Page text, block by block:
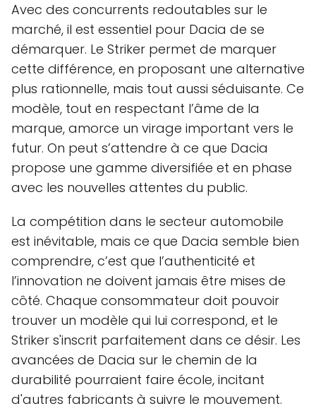
Avec des concurrents redoutables sur le
marché, il est essentiel pour Dacia de se
démarquer. Le Striker permet de marquer
cette différence, en proposant une alternative
plus rationnelle, mais tout aussi séduisante. Ce
modèle, tout en respectant l’âme de la
marque, amorce un virage important vers le
futur. On peut s’attendre à ce que Dacia
propose une gamme diversifiée et en phase
avec les nouvelles attentes du public.
La compétition dans le secteur automobile
est inévitable, mais ce que Dacia semble bien
comprendre, c’est que l’authenticité et
l’innovation ne doivent jamais être mises de
côté. Chaque consommateur doit pouvoir
trouver un modèle qui lui correspond, et le
Striker s'inscrit parfaitement dans ce désir. Les
avancées de Dacia sur le chemin de la
durabilité pourraient faire école, incitant
d'autres fabricants à suivre le mouvement.